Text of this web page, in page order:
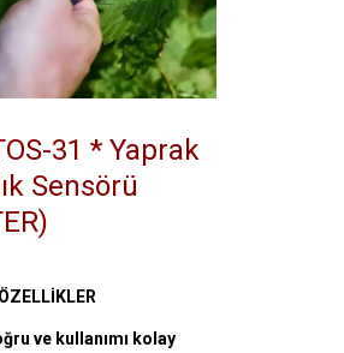
31 * Yaprak
Sensörü
ve kullanımı kolay